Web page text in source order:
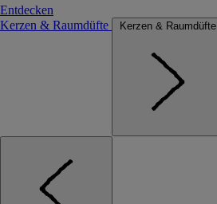
Entdecken
Kerzen & Raumdüfte
Kerzen & Raumdüfte